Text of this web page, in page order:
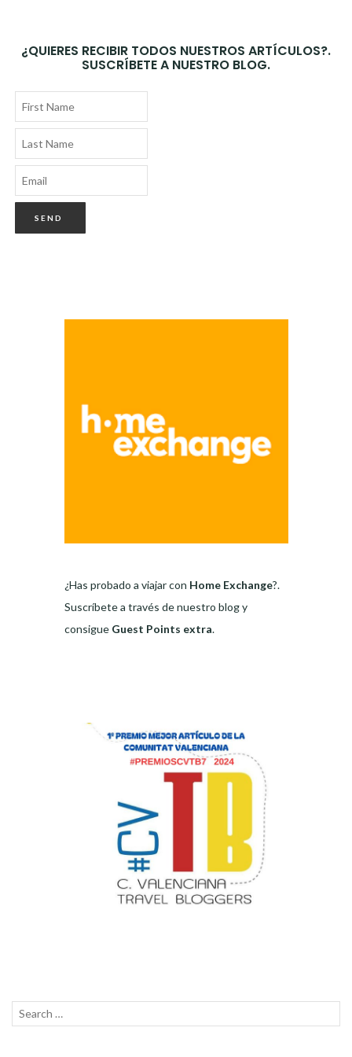
¿QUIERES RECIBIR TODOS NUESTROS ARTÍCULOS?.
SUSCRÍBETE A NUESTRO BLOG.
¿Has probado a viajar con Home Exchange?.
Suscríbete a través de nuestro blog y
consigue Guest Points extra.
Search